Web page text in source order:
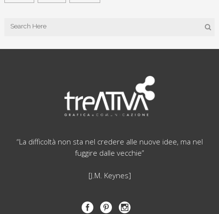
“La difficoltà non sta nel credere alle nuove idee, ma nel
fuggire dalle vecchie”
[J.M. Keynes]